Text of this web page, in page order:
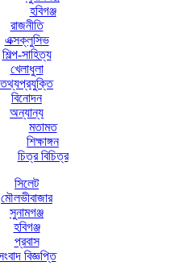
হবিগঞ্জ
রাজনীতি
এক্সক্লুসিভ
শিল্প-সাহিত্য
খেলাধুলা
তথ্যপ্রযুক্তি
বিনোদন
অন্যান্য
মতামত
শিক্ষাঙ্গন
চিত্র বিচিত্র
সিলেট
মৌলভীবাজার
সুনামগঞ্জ
হবিগঞ্জ
প্রবাস
বিজ্ঞপ্তি